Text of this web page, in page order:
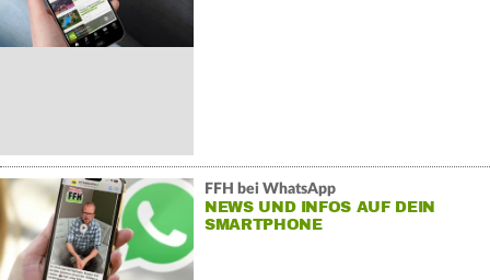
FFH bei WhatsApp
NEWS UND INFOS AUF DEIN
SMARTPHONE